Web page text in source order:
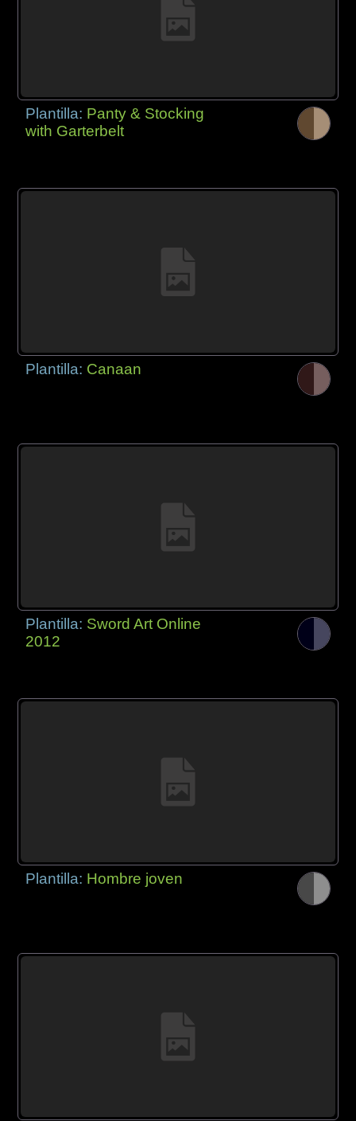
Plantilla: Panty & Stocking
with Garterbelt
Plantilla: Canaan
Plantilla: Sword Art Online
2012
Plantilla: Hombre joven